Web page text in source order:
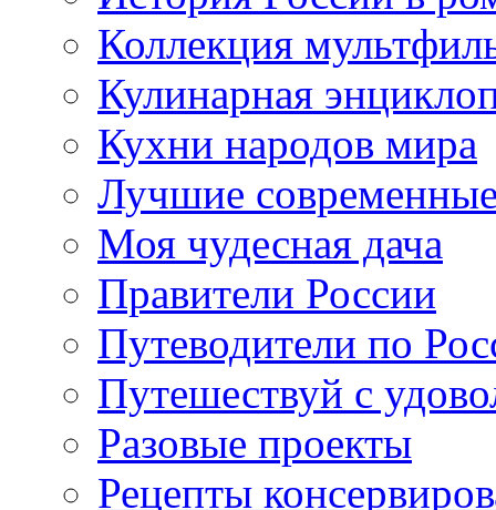
Коллекция
Кулинарная
Кухни народов мира
Лучшие
Моя чудесная дача
Правители России
Путеводители по
Путешествуй с
Разовые проекты
Рецепты